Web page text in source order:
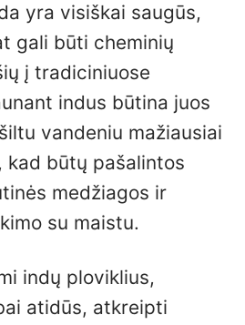
yra visiškai saugūs,
gali būti cheminių
į tradiciniuose
indus būtina juos
vandeniu mažiausiai
kad būtų pašalintos
medžiagos ir
su maistu.
indų ploviklius,
atidūs, atkreipti